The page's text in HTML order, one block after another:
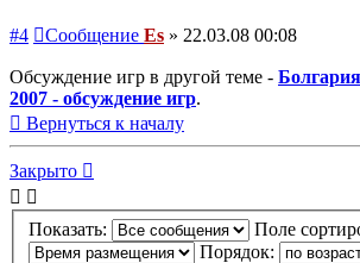
#4 Сообщение Es » 22.03.08 00:08
Обсуждение игр в другой теме -
2007 - обсуждение игр.
Вернуться к началу
Закрыто
Показать:
Поле
Порядок: